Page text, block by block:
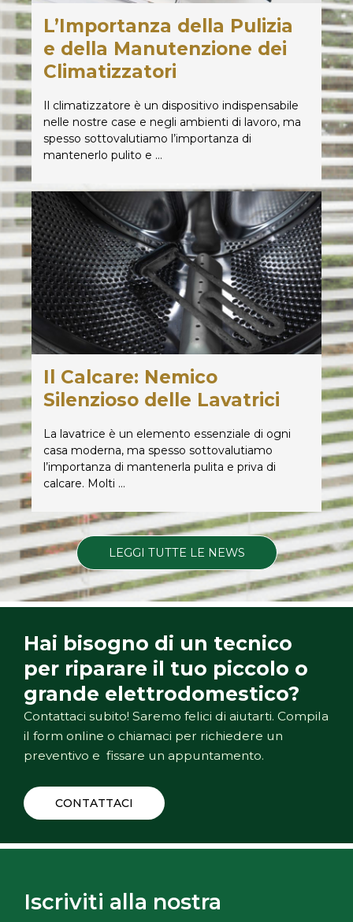
L’Importanza della Pulizia
e della Manutenzione dei
Climatizzatori
Il climatizzatore è un dispositivo indispensabile
nelle nostre case e negli ambienti di lavoro, ma
spesso sottovalutiamo l’importanza di
mantenerlo pulito e …
Il Calcare: Nemico
Silenzioso delle Lavatrici
La lavatrice è un elemento essenziale di ogni
casa moderna, ma spesso sottovalutiamo
l’importanza di mantenerla pulita e priva di
calcare. Molti …
LEGGI TUTTE LE NEWS
Hai bisogno di un tecnico
per riparare il tuo piccolo o
grande elettrodomestico?
Contattaci subito! Saremo felici di aiutarti. Compila
il form online o chiamaci per richiedere un
preventivo e fissare un appuntamento.
CONTATTACI
Iscriviti alla nostra